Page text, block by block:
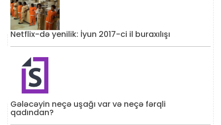
Netflix-də yenilik: İyun 2017-ci il buraxılışı
Gələcəyin neçə uşağı var və neçə fərqli
qadından?